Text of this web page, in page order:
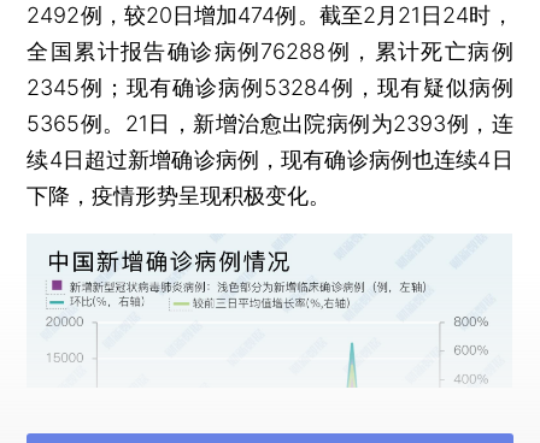
2492例，较20日增加474例。截至2月21日24时，
全国累计报告确诊病例76288例，累计死亡病例
2345例；现有确诊病例53284例，现有疑似病例
5365例。21日，新增治愈出院病例为2393例，连
续4日超过新增确诊病例，现有确诊病例也连续4日
下降，疫情形势呈现积极变化。